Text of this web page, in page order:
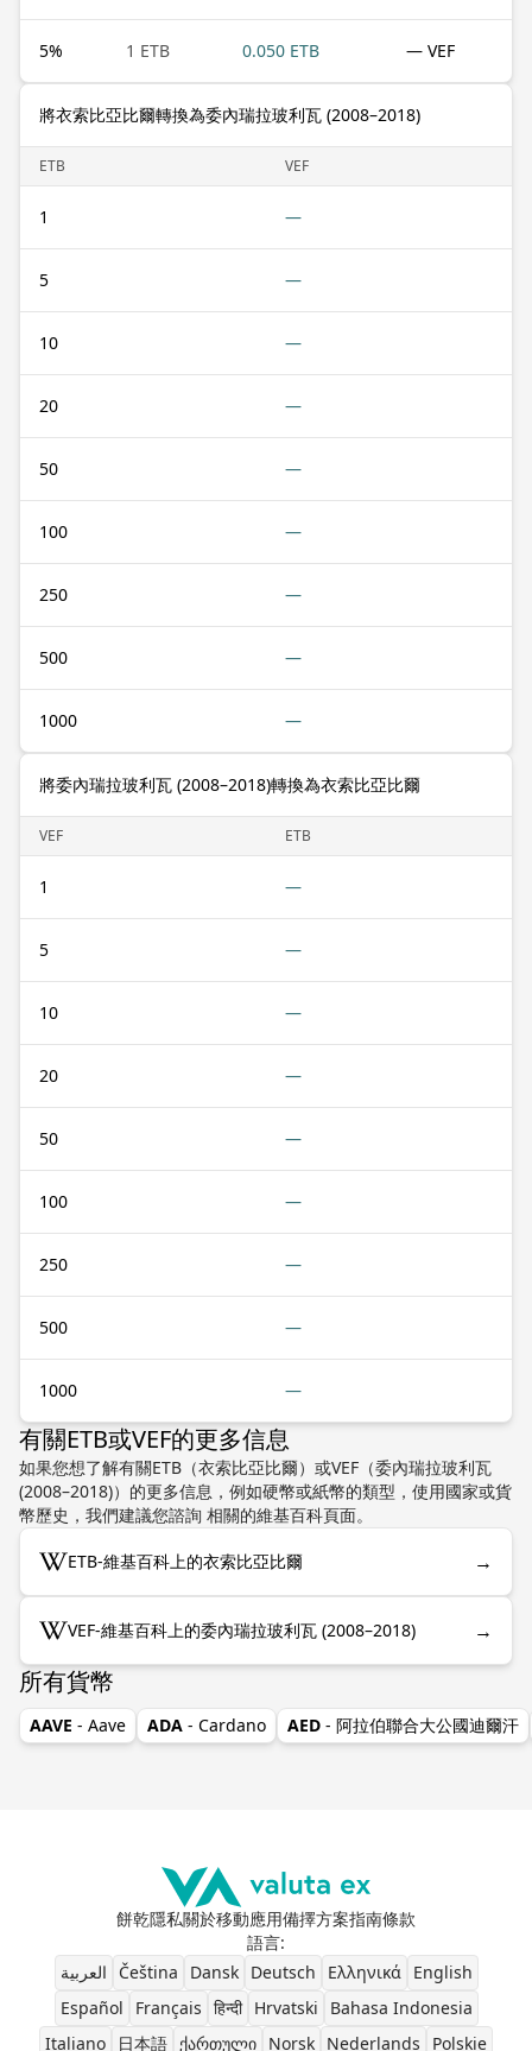
5% 1 ETB 0.050 ETB — VEF
將衣索比亞比爾轉換為委內瑞拉玻利瓦 (2008–2018)
ETB VEF
1 —
5 —
10 —
20 —
50 —
100 —
250 —
500 —
1000 —
將委內瑞拉玻利瓦 (2008–2018)轉換為衣索比亞比爾
VEF ETB
1 —
5 —
10 —
20 —
50 —
100 —
250 —
500 —
1000 —
有關ETB或VEF的更多信息
如果您想了解有關ETB（衣索比亞比爾）或VEF（委內瑞拉玻利瓦
(2008–2018)）的更多信息，例如硬幣或紙幣的類型，使用國家或貨
幣歷史，我們建議您諮詢 相關的維基百科頁面。
ETB-維基百科上的衣索比亞比爾 →
VEF-維基百科上的委內瑞拉玻利瓦 (2008–2018) →
所有貨幣
AAVE - Aave ADA - Cardano AED - 阿拉伯聯合大公國迪爾汗
餅乾隱私關於移動應用備擇方案指南條款
語言:
العربية
Čeština Dansk Deutsch Ελληνικά
English
Español
Français हिन्दी Hrvatski
Bahasa Indonesia
Italiano
日本語 ქართული Norsk Nederlands Polskie